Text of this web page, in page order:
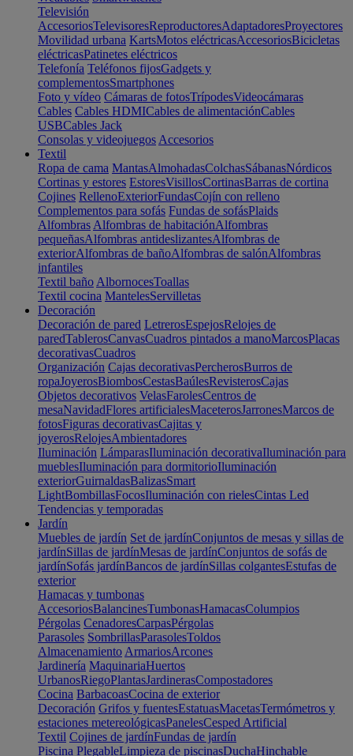
Televisión
AccesoriosTelevisoresReproductoresAdaptadoresProyectores
Movilidad urbana KartsMotos eléctricasAccesoriosBicicletas
eléctricasPatinetes eléctricos
Telefonía Teléfonos fijosGadgets y
complementosSmartphones
Foto y vídeo Cámaras de fotosTrípodesVideocámaras
Cables Cables HDMICables de alimentaciónCables
USBCables Jack
Consolas y videojuegos Accesorios
Textil
Ropa de cama MantasAlmohadasColchasSábanasNórdicos
Cortinas y estores EstoresVisillosCortinasBarras de cortina
Cojines RellenoExteriorFundasCojín con relleno
Complementos para sofás Fundas de sofásPlaids
Alfombras Alfombras de habitaciónAlfombras
pequeñasAlfombras antideslizantesAlfombras de
exteriorAlfombras de bañoAlfombras de salónAlfombras
infantiles
Textil baño AlbornocesToallas
Textil cocina MantelesServilletas
Decoración
Decoración de pared LetrerosEspejosRelojes de
paredTablerosCanvasCuadros pintados a manoMarcosPlacas
decorativasCuadros
Organización Cajas decorativasPercherosBurros de
ropaJoyerosBiombosCestasBaúlesRevisterosCajas
Objetos decorativos VelasFarolesCentros de
mesaNavidadFlores artificialesMaceterosJarronesMarcos de
fotosFiguras decorativasCajitas y
joyerosRelojesAmbientadores
Iluminación LámparasIluminación decorativaIluminación para
mueblesIluminación para dormitorioIluminación
exteriorGuirnaldasBalizasSmart
LightBombillasFocosIluminación con rielesCintas Led
Tendencias y temporadas
Jardín
Muebles de jardín Set de jardínConjuntos de mesas y sillas de
jardínSillas de jardínMesas de jardínConjuntos de sofás de
jardínSofás jardínBancos de jardínSillas colgantesEstufas de
exterior
Hamacas y tumbonas
AccesoriosBalancinesTumbonasHamacasColumpios
Pérgolas CenadoresCarpasPérgolas
Parasoles SombrillasParasolesToldos
Almacenamiento ArmariosArcones
Jardinería MaquinariaHuertos
UrbanosRiegoPlantasJardinerasCompostadores
Cocina BarbacoasCocina de exterior
Decoración Grifos y fuentesEstatuasMacetasTermómetros y
estaciones metereológicasPanelesCesped Artificial
Textil Cojines de jardínFundas de jardín
Piscina PlegableLimpieza de piscinasDuchaHinchable